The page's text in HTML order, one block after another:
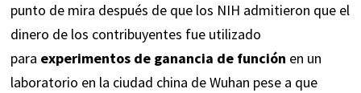
punto de mira después de que los NIH admitieron que el
dinero de los contribuyentes fue utilizado
para experimentos de ganancia de función en un
laboratorio en la ciudad china de Wuhan pese a que